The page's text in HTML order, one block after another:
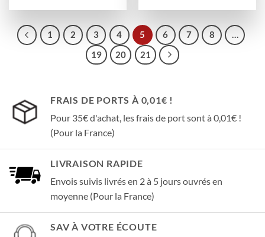
1 2 3 4 5 6 7 8
…
19
20 21
FRAIS DE PORTS À 0,01€ !
Pour 35€ d'achat, les frais de port sont à 0,01€ !
(Pour la France)
LIVRAISON RAPIDE
Envois suivis livrés en 2 à 5 jours ouvrés en
moyenne (Pour la France)
SAV À VOTRE ÉCOUTE